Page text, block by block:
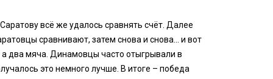
всё же удалось сравнять счёт. Далее
сравнивают, затем снова и снова… и вот
два мяча. Динамовцы часто отыгрывали в
это немного лучше. В итоге – победа